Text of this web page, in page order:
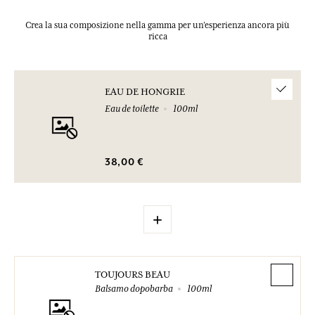
Crea la sua composizione nella gamma per un’esperienza ancora più
ricca
EAU DE HONGRIE
Eau de toilette
100ml
38,00 €
+
TOUJOURS BEAU
Balsamo dopobarba
100ml